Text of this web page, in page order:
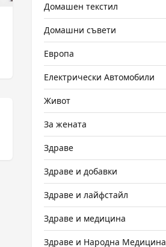
Домашен текстил
Домашни съвети
Европа
Електрически Автомобили
Живот
За жената
Здраве
Здраве и добавки
Здраве и лайфстайл
Здраве и медицина
Здраве и Народна Медицина